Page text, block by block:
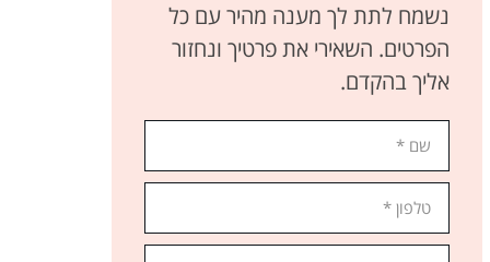
נשמח לתת לך מענה מהיר עם כל
הפרטים. השאירי את פרטיך ונחזור
אליך בהקדם.